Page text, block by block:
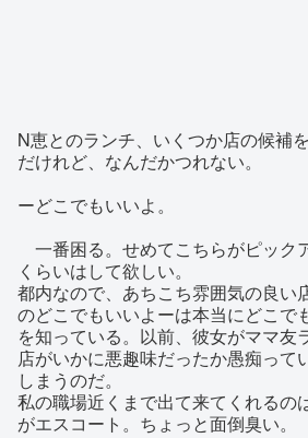
N恵とのランチ、いくつか店の候補
だけれど、なんだかつれない。
ーどこでもいいよ。
一番困る。せめてこちらがピック
くらいはして欲しい。
都内なので、あちこち雰囲気の良い
のどこでもいいよーは本当にどこで
を知っている。以前、彼女がママ友
店がいかに悪趣味だったか愚痴って
しまうのだ。
私の職場近くまで出て来てくれるの
がエスコート。ちょっと面倒臭い。